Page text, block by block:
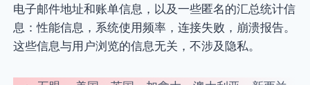
电子邮件地址和账单信息，以及一些匿名的汇总统计信
息：性能信息，系统使用频率，连接失败，崩溃报告。
这些信息与用户浏览的信息无关，不涉及隐私。